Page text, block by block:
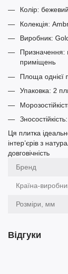
Колір: бежевий
Колекція:
Виробник:
Призначення:
приміщень
Площа однієї
Упаковка: 2
Ця плитка
інтер’єрів з
довговічність
Бренд
Країна-
Розміри, мм
Відгуки